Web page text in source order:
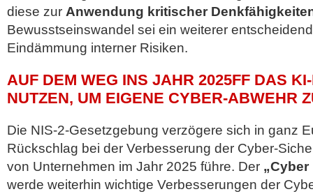
diese zur Anwendung kritischer
Bewusstseinswandel sei ein weiterer
Eindämmung interner Risiken.
AUF DEM WEG INS JAHR 2025FF DAS
NUTZEN, UM EIGENE CYBER-ABWEHR
Die NIS-2-Gesetzgebung verzögere sich in ganz
Rückschlag bei der Verbesserung der Cyber-
von Unternehmen im Jahr 2025 führe. Der „Cyber
werde weiterhin wichtige Verbesserungen der